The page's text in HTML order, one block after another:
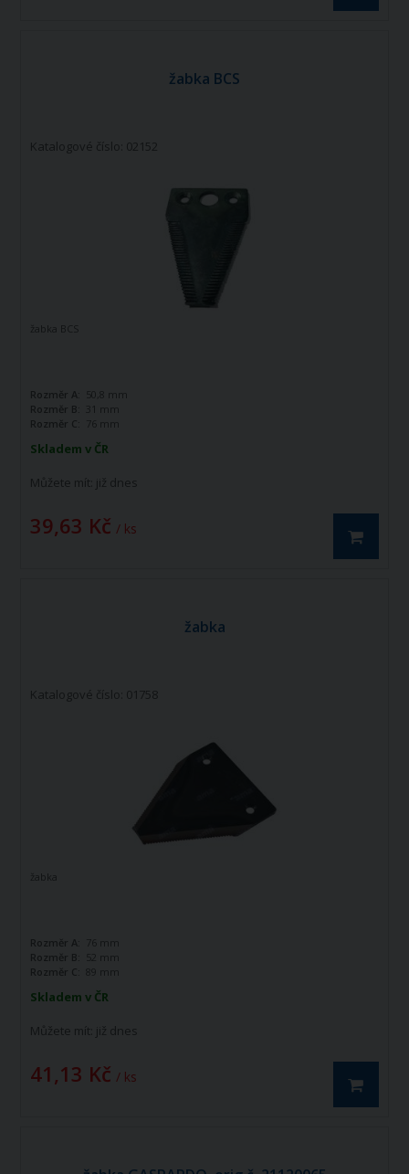
žabka BCS
Katalogové číslo: 02152
Skladem v ČR
Můžete mít: již dnes
39,63 Kč / ks
žabka BCS
Rozměr A:
50,8 mm
Rozměr B:
31 mm
Rozměr C:
76 mm
žabka
Katalogové číslo: 01758
Skladem v ČR
Můžete mít: již dnes
41,13 Kč / ks
žabka
Rozměr A:
76 mm
Rozměr B:
52 mm
Rozměr C:
89 mm